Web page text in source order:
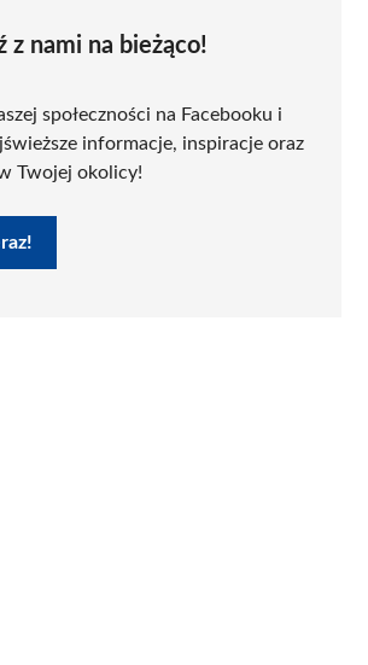
z nami na bieżąco!
społeczności na Facebooku i
informacje, inspiracje oraz
Twojej okolicy!